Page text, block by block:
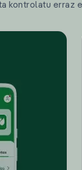
kontrolatu erraz